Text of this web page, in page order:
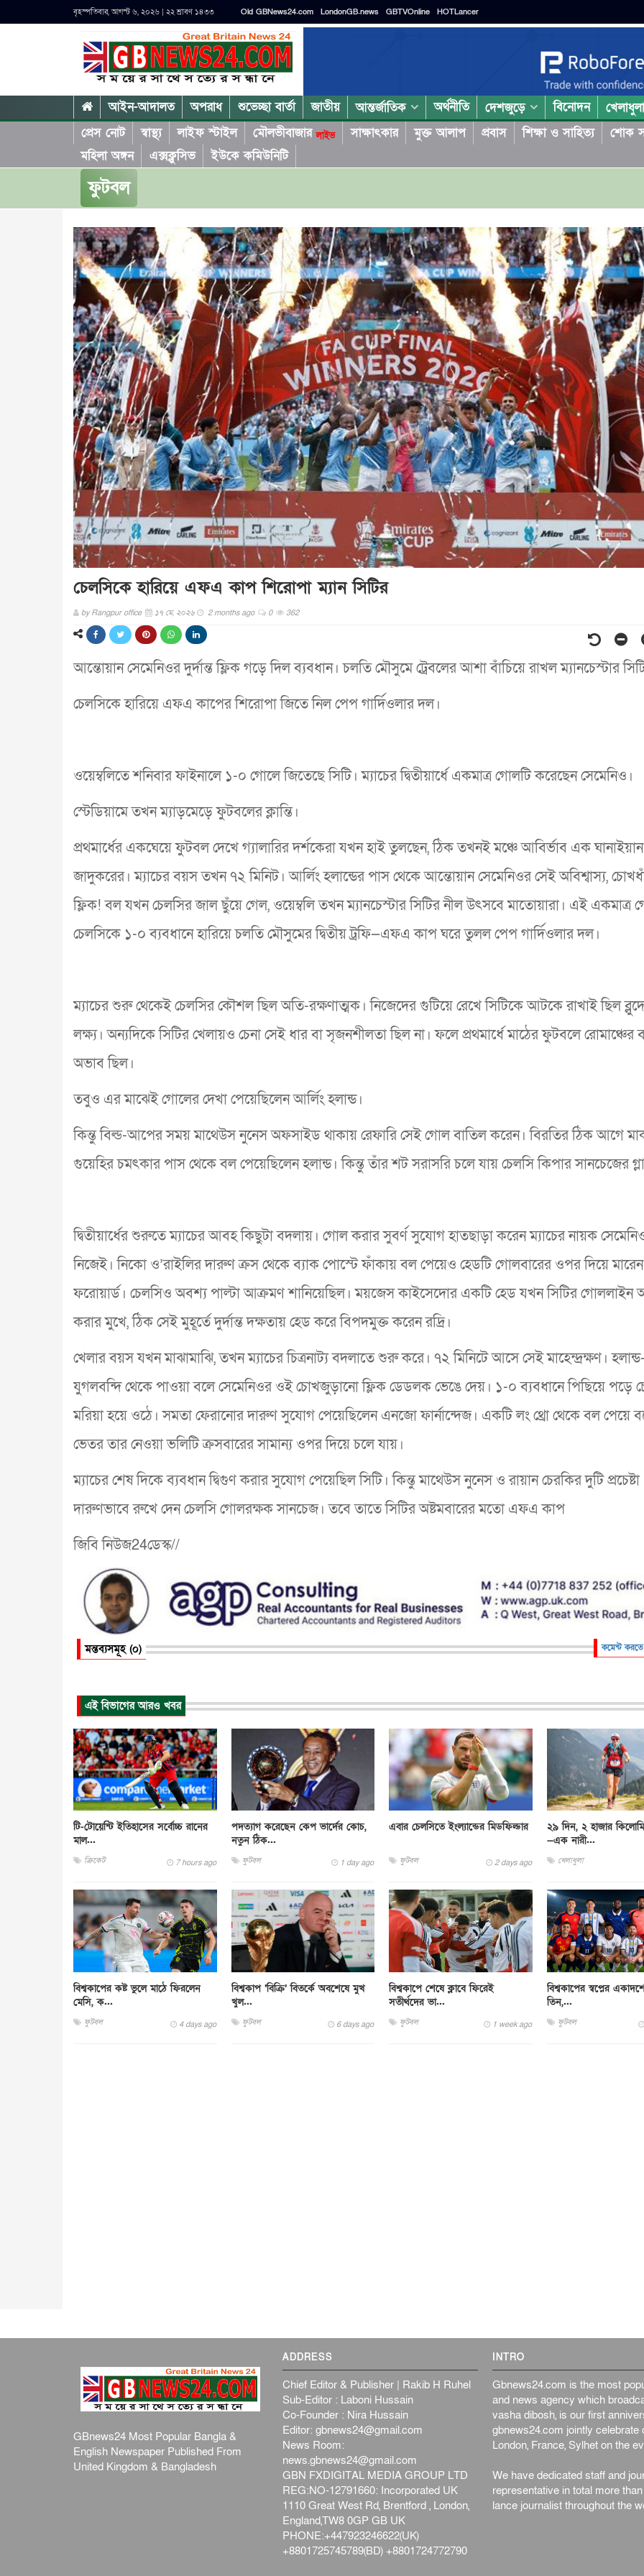
বৃহস্পতিবার, আগস্ট ৬, ২০২৬ | ২২ শ্রাবণ ১৪৩৩ Old GBNews24.com LondonGB.news GBTVOnline HOTLancer
আইন-আদালত অপরাধ শুভেচ্ছা বার্তা জাতীয় আন্তর্জাতিক অর্থনীতি দেশজুড়ে বিনোদন
প্রেস নোট
স্বাস্থ্য লাইফ স্টাইল মৌলভীবাজারলাইভ সাক্ষাৎকার মুক্ত আলাপ প্রবাস শিক্ষা ও সাহিত্য শোক
মহিলা অঙ্গন
এক্সক্লুসিভ ইউকে কমিউনিটি
ফুটবল
চেলসিকে হারিয়ে এফএ কাপ শিরোপা ম্যান সিটির
byRangpur office ১৭ মে, ২০২৬ 2 months ago 0 362
আন্তোয়ান সেমেনিওর দুর্দান্ত ফ্লিক গড়ে দিল ব‍্যবধান। চলতি মৌসুমে ট্রেবলের আশা বাঁচিয়ে রাখল ম‍্যানচেস্টার
চেলসিকে হারিয়ে এফএ কাপের শিরোপা জিতে নিল পেপ গার্দিওলার দল।
ওয়েম্বলিতে শনিবার ফাইনালে ১-০ গোলে জিতেছে সিটি। ম‍্যাচের দ্বিতীয়ার্ধে একমাত্র গোলটি করেছেন সেমেনিও।
স্টেডিয়ামে তখন ম্যাড়মেড়ে ফুটবলের ক্লান্তি।
প্রথমার্ধের একঘেয়ে ফুটবল দেখে গ্যালারির দর্শকেরা যখন হাই তুলছেন, ঠিক তখনই মঞ্চে আবির্ভাব এক ঘানাইয়ান
জাদুকরের। ম্যাচের বয়স তখন ৭২ মিনিট। আর্লিং হলান্ডের পাস থেকে আন্তোয়ান সেমেনিওর সেই অবিশ্বাস্য,
ফ্লিক! বল যখন চেলসির জাল ছুঁয়ে গেল, ওয়েম্বলি তখন ম্যানচেস্টার সিটির নীল উৎসবে মাতোয়ারা। এই একমাত্র
চেলসিকে ১-০ ব্যবধানে হারিয়ে চলতি মৌসুমের দ্বিতীয় ট্রফি—এফএ কাপ ঘরে তুলল পেপ গার্দিওলার দল।
ম্যাচের শুরু থেকেই চেলসির কৌশল ছিল অতি-রক্ষণাত্মক। নিজেদের গুটিয়ে রেখে সিটিকে আটকে রাখাই ছিল
লক্ষ্য। অন্যদিকে সিটির খেলায়ও চেনা সেই ধার বা সৃজনশীলতা ছিল না। ফলে প্রথমার্ধে মাঠের ফুটবলে রোমাঞ্চের
অভাব ছিল।
তবুও এর মাঝেই গোলের দেখা পেয়েছিলেন আর্লিং হলান্ড।
কিন্তু বিল্ড-আপের সময় মাথেউস নুনেস অফসাইড থাকায় রেফারি সেই গোল বাতিল করেন। বিরতির ঠিক আগে
গুয়েহির চমৎকার পাস থেকে বল পেয়েছিলেন হলান্ড। কিন্তু তাঁর শট সরাসরি চলে যায় চেলসি কিপার সানচেজের
দ্বিতীয়ার্ধের শুরুতে ম্যাচের আবহ কিছুটা বদলায়। গোল করার সুবর্ণ সুযোগ হাতছাড়া করেন ম্যাচের নায়ক
নিজেই। নিকো ও’রাইলির দারুণ ক্রস থেকে ব্যাক পোস্টে ফাঁকায় বল পেয়েও হেডটি গোলবারের ওপর দিয়ে
ফরোয়ার্ড। চেলসিও অবশ্য পাল্টা আক্রমণ শানিয়েছিল। ময়জেস কাইসেদোর একটি হেড যখন সিটির গোললাইন
করার মুখে, ঠিক সেই মুহূর্তে দুর্দান্ত দক্ষতায় হেড করে বিপদমুক্ত করেন রদ্রি।
খেলার বয়স যখন মাঝামাঝি, তখন ম্যাচের চিত্রনাট্য বদলাতে শুরু করে। ৭২ মিনিটে আসে সেই মাহেন্দ্রক্ষণ।
যুগলবন্দি থেকে পাওয়া বলে সেমেনিওর ওই চোখজুড়ানো ফ্লিক ডেডলক ভেঙে দেয়। ১-০ ব্যবধানে পিছিয়ে পড়ে
মরিয়া হয়ে ওঠে। সমতা ফেরানোর দারুণ সুযোগ পেয়েছিলেন এনজো ফার্নান্দেজ। একটি লং থ্রো থেকে বল পেয়ে
ভেতর তার নেওয়া ভলিটি ক্রসবারের সামান্য ওপর দিয়ে চলে যায়।
ম্যাচের শেষ দিকে ব্যবধান দ্বিগুণ করার সুযোগ পেয়েছিল সিটি। কিন্তু মাথেউস নুনেস ও রায়ান চেরকির দুটি প্রচেষ্টা
দারুণভাবে রুখে দেন চেলসি গোলরক্ষক সানচেজ। তবে তাতে সিটির অষ্টমবারের মতো এফএ কাপ
জিবি নিউজ24ডেস্ক//
মন্তব্যসমূহ (০) কমেন্ট
এই বিভাগের আরও খবর
টি-টোয়েন্টি ইতিহাসের সর্বোচ্চ রানের
মাল...
ক্রিকেট 7 hours ago
পদত্যাগ করেছেন কেপ ভার্দের কোচ,
নতুন ঠিক...
ফুটবল 1 day ago
এবার চেলসিতে ইংল্যান্ডের মিডফিল্ডার
ফুটবল 2 days ago
২৯ দিন, ২ হাজার
—এক নারী...
খেলাধুলা
বিশ্বকাপের কষ্ট ভুলে মাঠে ফিরলেন
মেসি, ক...
ফুটবল 4 days ago
বিশ্বকাপ ‘বিক্রি’ বিতর্কে অবশেষে মুখ
খুল...
ফুটবল 6 days ago
বিশ্বকাপে শেষে ক্লাবে ফিরেই
সতীর্থদের ভা...
ফুটবল 1 week ago
বিশ্বকাপের স্বপ্নের
তিন,...
ফুটবল
GBnews24 Most Popular Bangla &
English Newspaper Published From
United Kingdom & Bangladesh
ADDRESS
Chief Editor & Publisher | Rakib H Ruhel
Sub-Editor : Laboni Hussain
Co-Founder : Nira Hussain
Editor:gbnews24@gmail.com
News Room:
news.gbnews24@gmail.com
GBN FXDIGITAL MEDIA GROUP LTD
REG:NO-12791660: Incorporated UK
1110 Great West Rd, Brentford , London,
England,TW8 0GP GB UK
PHONE:+447923246622(UK)
+8801725745789(BD) +8801724772790
INTRO
Gbnews24.com is the most
and news agency which
vasha dibosh, is our first
gbnews24.com jointly
London, France, Sylhet on the
We have dedicated staff and
representative in total more
lance journalist throughout the